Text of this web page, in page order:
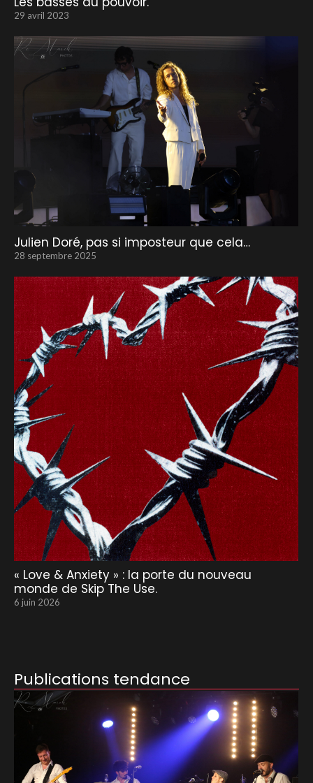
29 avril 2023
Julien Doré, pas si imposteur que cela…
28 septembre 2025
« Love & Anxiety » : la porte du nouveau
monde de Skip The Use.
6 juin 2026
Publications tendance